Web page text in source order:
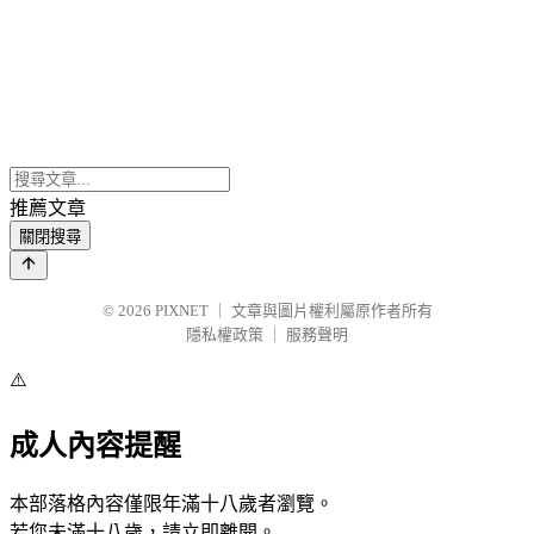
推薦文章
關閉搜尋
© 2026 PIXNET
文章與圖片權利屬原作者所有
隱私權政策
服務聲明
⚠️
成人內容提醒
本部落格內容僅限年滿十八歲者瀏覽。